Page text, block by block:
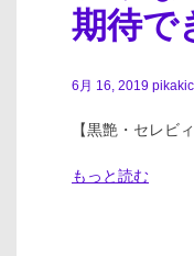
期待で
6月 16, 2019
【黒艶・セレビ
もっと読む